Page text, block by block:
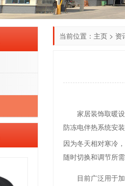
当前位置： 主页 > 资
家居装饰取暖
防冻电伴热系统安
因为冬天相对寒冷
随时切换和调节所
目前广泛用于